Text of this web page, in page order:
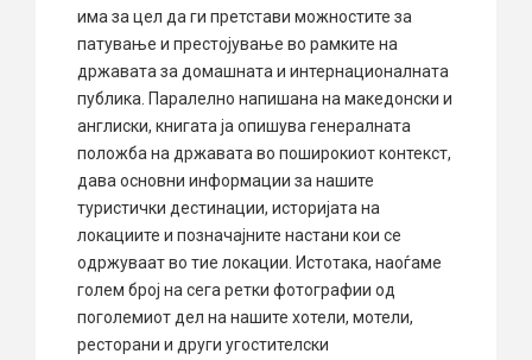
има за цел да ги претстави можностите за
патување и престојување во рамките на
државата за домашната и интернационалната
публика. Паралелно напишана на македонски и
англиски, книгата ја опишува генералната
положба на државата во поширокиот контекст,
дава основни информации за нашите
туристички дестинации, историјата на
локациите и позначајните настани кои се
одржуваат во тие локации. Истотака, наоѓаме
голем број на сега ретки фотографии од
поголемиот дел на нашите хотели, мотели,
ресторани и други угостителски